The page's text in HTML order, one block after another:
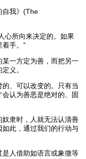
我》(The
所向来决定的。如果
手。”
一方定为善，而把另一
义。
、可以改变的。只有当
认为善恶是绝对的、固
隶时，人就无法认清善
此，通过我们的行动与
人借助如语言或象徵等